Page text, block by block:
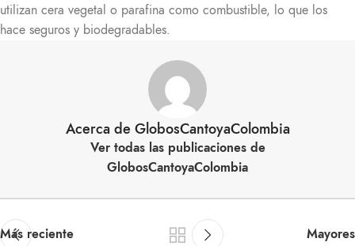
utilizan cera vegetal o parafina como combustible, lo que los
hace seguros y biodegradables.
Acerca de GlobosCantoyaColombia
Ver todas las publicaciones de
GlobosCantoyaColombia
Más reciente Mayores